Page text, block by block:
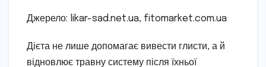
Джерело: likar-sad.net.ua, fitomarket.com.ua
Дієта не лише допомагає вивести глисти, а й
відновлює травну систему після їхньої